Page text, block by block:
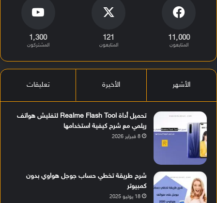
11٬000
المتابعون
121
المتابعون
1٬300
المشتركون
الأشهر الأخيرة تعليقات
تحميل أداة Realme Flash Tool لتفليش هواتف
ريلمي مع شرح كيفية استخدامها
8 فبراير 2026
شرح طريقة تخطي حساب جوجل هواوي بدون
كمبيوتر
18 يوليو 2025